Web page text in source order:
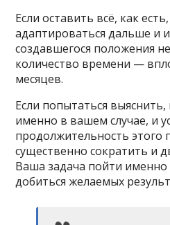
Если оставить всё, как
адаптироваться дальше и
создавшегося положения
количество времени —
месяцев.
Если попытаться
именно в вашем случае, и
продолжительность
существенно сократить и
Ваша задача пойти именно
добиться желаемых